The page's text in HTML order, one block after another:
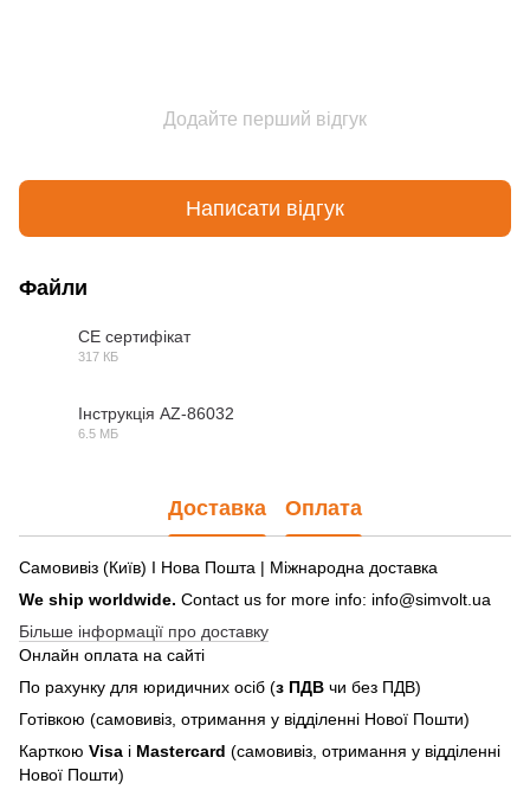
Додайте перший відгук
Написати відгук
Файли
CE сертифікат
317 КБ
Інструкція AZ-86032
6.5 МБ
Доставка Оплата
Самовивіз (Київ) І Нова Пошта | Міжнародна доставка
We ship worldwide. Contact us for more info: info@simvolt.ua
Більше інформації про доставку
Онлайн оплата на сайті
По рахунку для юридичних осіб (з ПДВ чи без ПДВ)
Готівкою (самовивіз, отримання у відділенні Нової Пошти)
Карткою Visa і Mastercard (самовивіз, отримання у відділенні
Нової Пошти)